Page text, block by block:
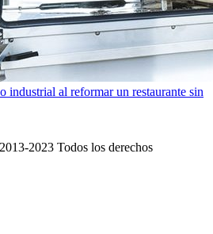
industrial al reformar un restaurante sin
2023 Todos los derechos